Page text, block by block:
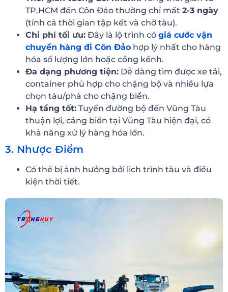
TP.HCM đến Côn Đảo thường chỉ mất 2-3 ngày
(tính cả thời gian tập kết và chờ tàu).
Chi phí tối ưu: Đây là lộ trình có giá cước vận
chuyển hàng đi Côn Đảo hợp lý nhất cho hàng
hóa số lượng lớn hoặc cồng kềnh.
Đa dạng phương tiện: Dễ dàng tìm được xe tải,
container phù hợp cho chặng bộ và nhiều lựa
chọn tàu/phà cho chặng biển.
Hạ tầng tốt: Tuyến đường bộ đến Vũng Tàu
thuận lợi, cảng biển tại Vũng Tàu hiện đại, có
khả năng xử lý hàng hóa lớn.
3. Nhược Điểm
Có thể bị ảnh hưởng bởi lịch trình tàu và điều
kiện thời tiết.